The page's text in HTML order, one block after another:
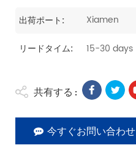
出荷ポート: Xiamen
リードタイム: 15-30 days
共有する :
今すぐお問い合わせ